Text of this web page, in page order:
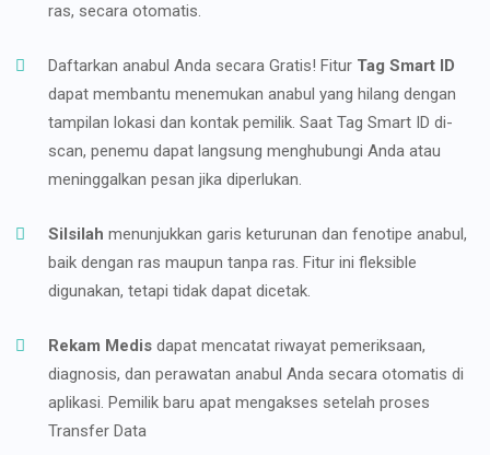
ras, secara otomatis.
Daftarkan anabul Anda secara Gratis! Fitur Tag Smart ID
dapat membantu menemukan anabul yang hilang dengan
tampilan lokasi dan kontak pemilik. Saat Tag Smart ID di-
scan, penemu dapat langsung menghubungi Anda atau
meninggalkan pesan jika diperlukan.
Silsilah menunjukkan garis keturunan dan fenotipe anabul,
baik dengan ras maupun tanpa ras. Fitur ini fleksible
digunakan, tetapi tidak dapat dicetak.
Rekam Medis dapat mencatat riwayat pemeriksaan,
diagnosis, dan perawatan anabul Anda secara otomatis di
aplikasi. Pemilik baru apat mengakses setelah proses
Transfer Data